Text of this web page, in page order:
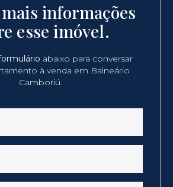
mais informações
esse imóvel.
abaixo para conversar
à venda em Balneário
Camboriú.